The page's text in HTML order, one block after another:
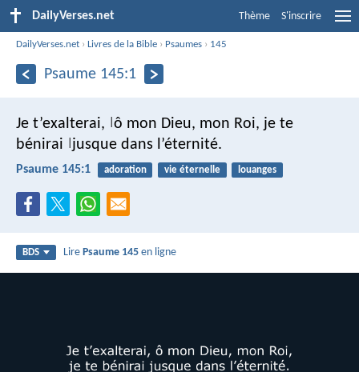
DailyVerses.net Thème S'inscrire
DailyVerses.net ›Livres de la Bible › Psaumes › 145
Psaume 145:1
Je t’exalterai, ô mon Dieu, mon Roi, je te
bénirai
jusque dans l’éternité.
Psaume 145:1 adoration vie éternelle louanges
BDS LirePsaume 145 en ligne